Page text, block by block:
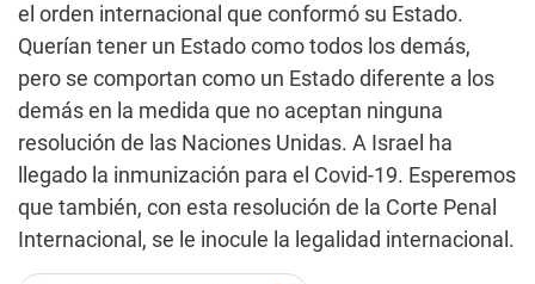
el orden internacional que conformó su Estado.
Querían tener un Estado como todos los demás,
pero se comportan como un Estado diferente a los
demás en la medida que no aceptan ninguna
resolución de las Naciones Unidas. A Israel ha
llegado la inmunización para el Covid-19. Esperemos
que también, con esta resolución de la Corte Penal
Internacional, se le inocule la legalidad internacional.